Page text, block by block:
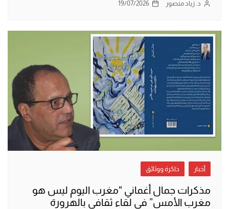
د. زياد منصور 19/07/2026
أخبار ذاكرة ووثائق
مذكرات جمال أغماني “مغرب اليوم ليس هو
مغرب الأمس” في لقاء ثقافي بالهرورة